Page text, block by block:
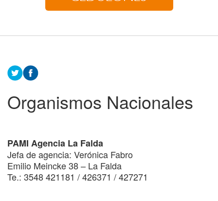
Organismos Nacionales
PAMI Agencia La Falda
Jefa de agencia: Verónica Fabro
Emilio Meincke 38 – La Falda
Te.: 3548 421181 / 426371 / 427271